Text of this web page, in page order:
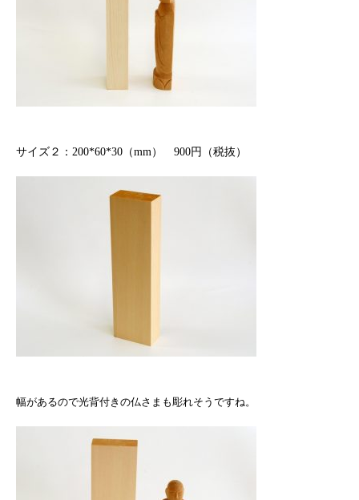
サイズ２：200*60*30（mm） 900円（税抜）
幅があるので光背付きの仏さまも彫れそうですね。